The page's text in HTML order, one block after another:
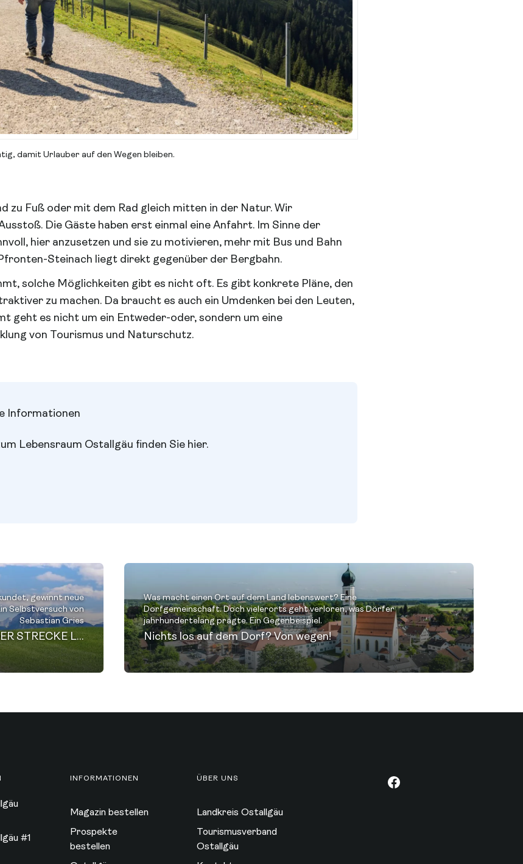
damit Urlauber auf den Wegen bleiben.
zu Fuß oder mit dem Rad gleich mitten in der Natur. Wir
Die Gäste haben erst einmal eine Anfahrt. Im Sinne der
hier anzusetzen und sie zu motivieren, mehr mit Bus und Bahn
Steinach liegt direkt gegenüber der Bergbahn.
solche Möglichkeiten gibt es nicht oft. Es gibt konkrete Pläne, den
zu machen. Da braucht es auch ein Umdenken bei den Leuten,
geht es nicht um ein Entweder-oder, sondern um eine
von Tourismus und Naturschutz.
Informationen
Lebensraum Ostallgäu finden Sie hier.
gewinnt neue
Selbstversuch von
Sebastian Gries
DEN AUTOSTRESS EINFACH AUF DER STRECKE LASSEN
Was macht einen Ort auf dem Land lebenswert? Eine
Dorfgemeinschaft. Doch vielerorts geht verloren, was Dörfer
jahrhundertelang prägte. Ein Gegenbeispiel.
Nichts los auf dem Dorf? Von wegen!
#1
INFORMATIONEN
Magazin bestellen
Prospekte
bestellen
ÜBER UNS
Landkreis Ostallgäu
Tourismusverband
Ostallgäu